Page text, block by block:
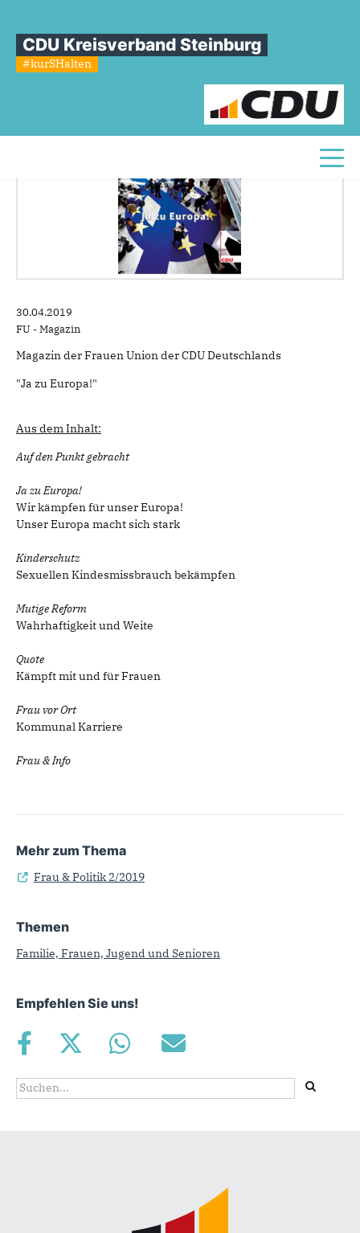
CDU Kreisverband Steinburg
#kurSHalten
Sie sind hier
Frau&Politik2/2019
30.04.2019
FU - Magazin
Magazin der Frauen Union der CDU Deutschlands
"Ja zu Europa!"
Aus dem Inhalt:
Auf den Punkt gebracht
Ja zu Europa!
Wir kämpfen für unser Europa!
Unser Europa macht sich stark
Kinderschutz
Sexuellen Kindesmissbrauch bekämpfen
Mutige Reform
Wahrhaftigkeit und Weite
Quote
Kämpft mit und für Frauen
Frau vor Ort
Kommunal Karriere
Frau & Info
Mehr zum Thema
Frau & Politik 2/2019
Themen
Familie, Frauen, Jugend und Senioren
Empfehlen Sie uns!
Suchformular
Suche